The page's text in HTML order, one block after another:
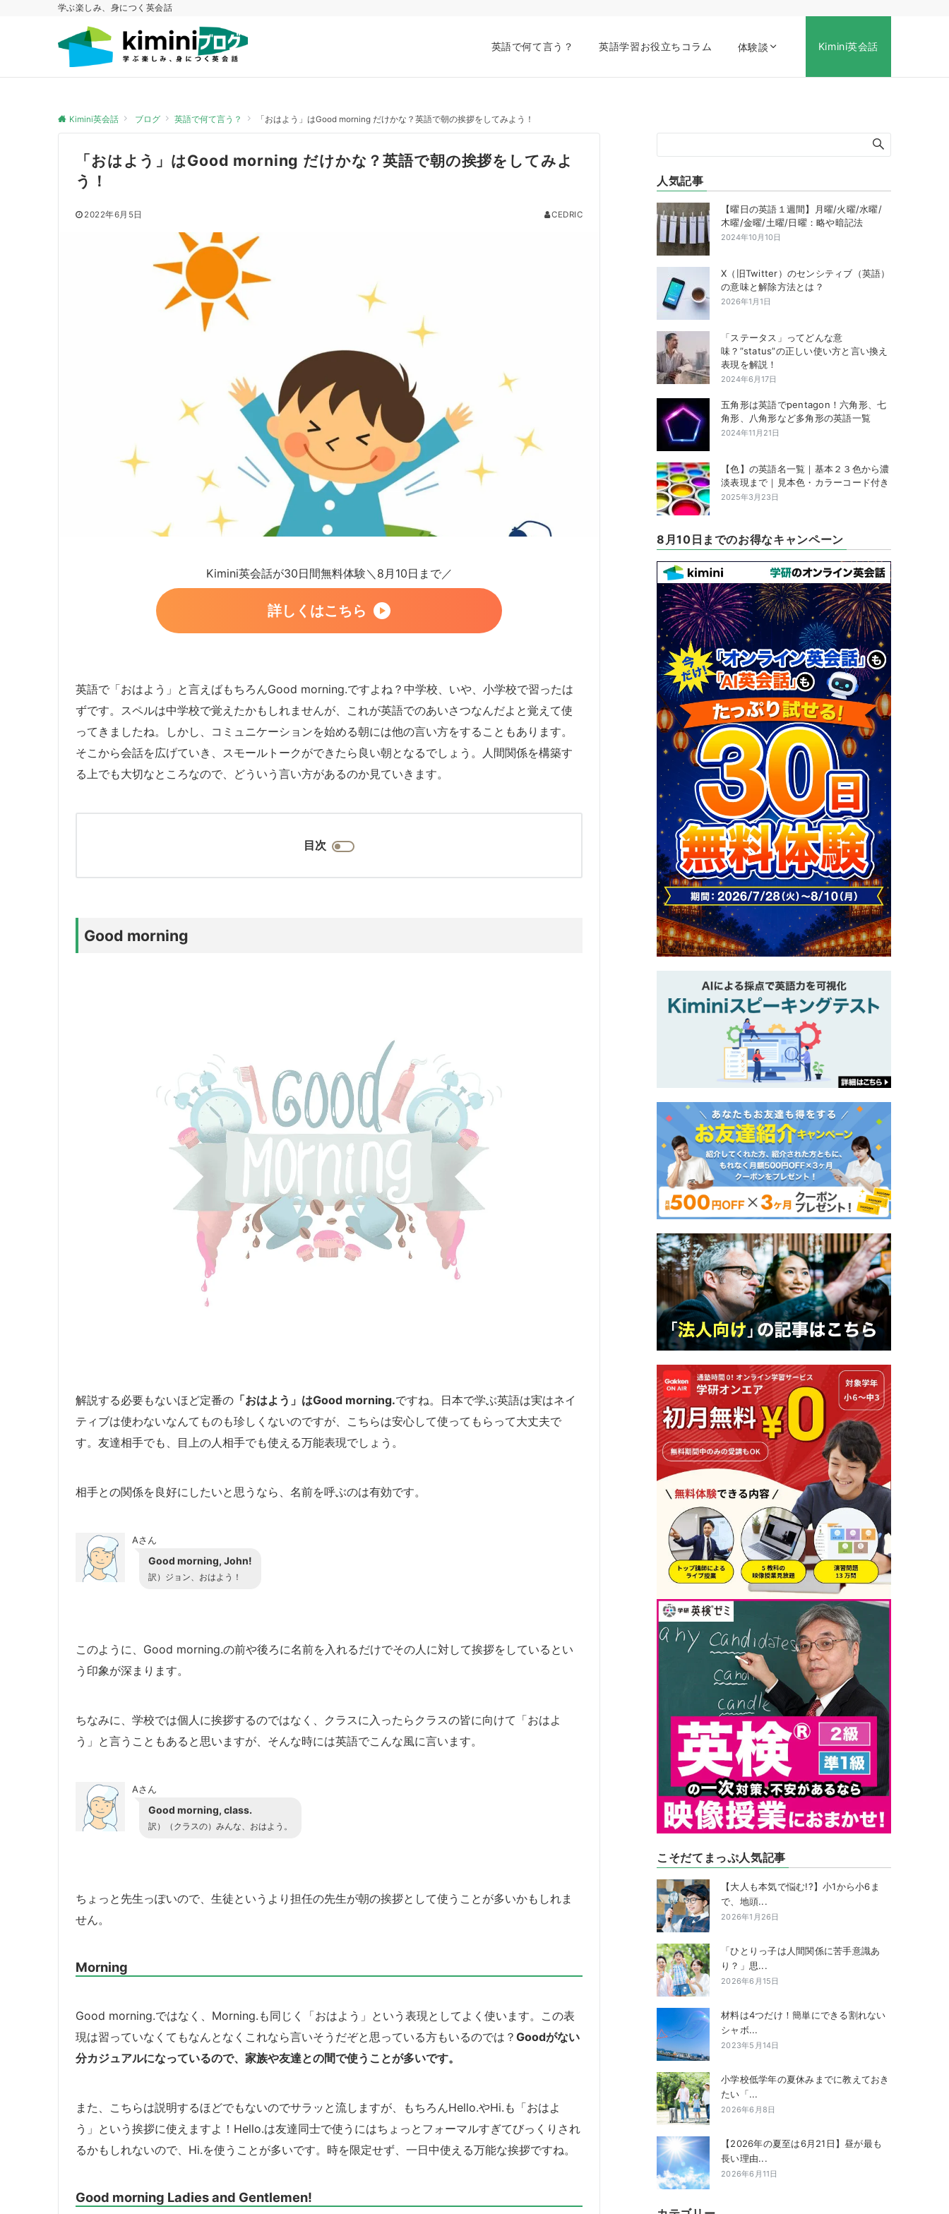
学ぶ楽しみ、身につく英会話
英語で何て言う？ 英語学習お役立ちコラム 体験談 Kimini英会話
Kimini英会話 ブログ 英語で何て言う？ 「おはよう」はGood morning だけかな？英語で朝の挨拶をしてみよう！
「おはよう」はGood morning だけかな？英語で朝の挨拶をしてみよ
う！
2022年6月5日 CEDRIC
Kimini英会話が30日間無料体験＼8月10日まで／
詳しくはこちら
英語で「おはよう」と言えばもちろんGood morning.ですよね？中学校、いや、小学校で習ったは
ずです。スペルは中学校で覚えたかもしれませんが、これが英語でのあいさつなんだよと覚えて使
ってきましたね。しかし、コミュニケーションを始める朝には他の言い方をすることもあります。
そこから会話を広げていき、スモールトークができたら良い朝となるでしょう。人間関係を構築す
る上でも大切なところなので、どういう言い方があるのか見ていきます。
目次
Good morning
解説する必要もないほど定番の 「おはよう」はGood morning.ですね。日本で学ぶ英語は実はネイ
ティブは使わないなんてものも珍しくないのですが、こちらは安心して使ってもらって大丈夫で
す。友達相手でも、目上の人相手でも使える万能表現でしょう。
相手との関係を良好にしたいと思うなら、名前を呼ぶのは有効です。
Aさん
Good morning, John!
訳）ジョン、おはよう！
このように、Good morning.の前や後ろに名前を入れるだけでその人に対して挨拶をしているとい
う印象が深まります。
ちなみに、学校では個人に挨拶するのではなく、クラスに入ったらクラスの皆に向けて「おはよ
う」と言うこともあると思いますが、そんな時には英語でこんな風に言います。
Aさん
Good morning, class.
訳）（クラスの）みんな、おはよう。
ちょっと先生っぽいので、生徒というより担任の先生が朝の挨拶として使うことが多いかもしれま
せん。
Morning
Good morning.ではなく、Morning.も同じく「おはよう」という表現としてよく使います。この表
現は習っていなくてもなんとなくこれなら言いそうだぞと思っている方もいるのでは？ Goodがない
分カジュアルになっているので、家族や友達との間で使うことが多いです。
また、こちらは説明するほどでもないのでサラッと流しますが、もちろんHello.やHi.も「おはよ
う」という挨拶に使えますよ！Hello.は友達同士で使うにはちょっとフォーマルすぎてびっくりされ
るかもしれないので、Hi.を使うことが多いです。時を限定せず、一日中使える万能な挨拶ですね。
Good morning Ladies and Gentlemen!
人気記事
【曜日の英語１週間】月曜/火曜/水曜/
木曜/金曜/土曜/日曜：略や暗記法
2024年10月10日
X（旧Twitter）のセンシティブ（英語）
の意味と解除方法とは？
2026年1月1日
「ステータス」ってどんな意
味？”status”の正しい使い方と言い換え
表現を解説！
2024年6月17日
五角形は英語でpentagon！六角形、七
角形、八角形など多角形の英語一覧
2024年11月21日
【色】の英語名一覧｜基本２３色から濃
淡表現まで｜見本色・カラーコード付き
2025年3月23日
8月10日までのお得なキャンペーン
こそだてまっぷ人気記事
【大人も本気で悩む!?】小1から小6ま
で、地頭...
2026年1月26日
「ひとりっ子は人間関係に苦手意識あ
り？」思...
2026年6月15日
材料は4つだけ！簡単にできる割れない
シャボ...
2023年5月14日
小学校低学年の夏休みまでに教えておき
たい「...
2026年6月8日
【2026年の夏至は6月21日】昼が最も
長い理由...
2026年6月11日